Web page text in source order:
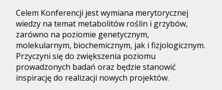
Celem Konferencji jest wymiana merytorycznej
wiedzy na temat metabolitów roślin i grzybów,
zarówno na poziomie genetycznym,
molekularnym, biochemicznym, jak i fizjologicznym.
Przyczyni się do zwiększenia poziomu
prowadzonych badań oraz będzie stanowić
inspirację do realizacji nowych projektów.